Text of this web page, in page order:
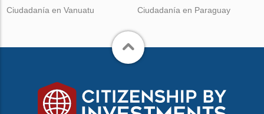
Ciudadanía en Vanuatu
Ciudadanía en Paraguay